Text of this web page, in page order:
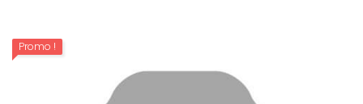
Promo !